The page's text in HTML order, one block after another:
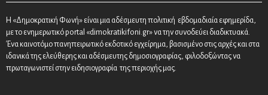
Η «Δημοκρατική Φωνή» είναι μια αδέσμευτη πολιτική εβδομαδιαία εφημερίδα,
με το ενημερωτικό portal «dimokratikifoni.gr» να την συνοδεύει διαδικτυακά.
Ένα καινοτόμο πανηπειρωτικό εκδοτικό εγχείρημα, βασισμένο στις αρχές και στα
ιδανικά της ελεύθερης και αδέσμευτης δημοσιογραφίας, φιλοδοξώντας να
πρωταγωνιστεί στην ειδησιογραφία της περιοχής μας.